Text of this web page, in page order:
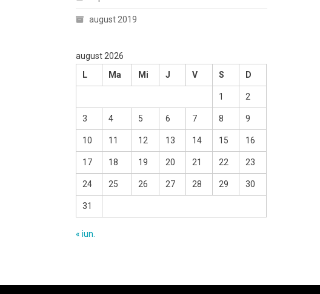
august 2019
august 2026
L
Ma Mi J V S D
1 2
3 4 5 6 7 8 9
10 11 12 13 14 15 16
17 18 19 20 21 22 23
24 25 26 27 28 29 30
31
« iun.